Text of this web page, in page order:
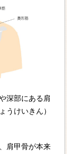
深部にある肩
うけいきん）
肩甲骨が本来